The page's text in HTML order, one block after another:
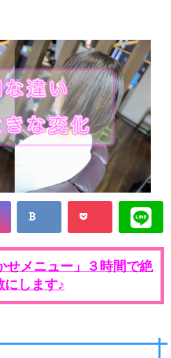
せメニュー」３時間で絶
にします♪